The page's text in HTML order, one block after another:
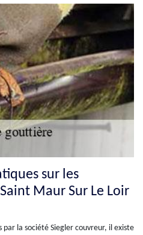
sur les
Maur Sur Le Loir
la société Siegler couvreur, il existe